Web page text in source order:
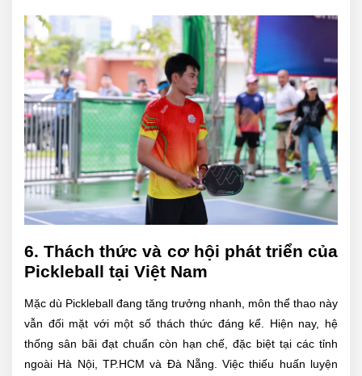
6. Thách thức và cơ hội phát triển của
Pickleball tại Việt Nam
Mặc dù Pickleball đang tăng trưởng nhanh, môn thể thao này
vẫn đối mặt với một số thách thức đáng kể. Hiện nay, hệ
thống sân bãi đạt chuẩn còn hạn chế, đặc biệt tại các tỉnh
ngoài Hà Nội, TP.HCM và Đà Nẵng. Việc thiếu huấn luyện